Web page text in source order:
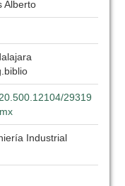
Alberto
29319
Industrial